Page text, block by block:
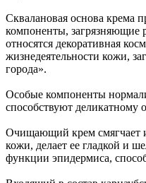
Сквалановая основа крема
компоненты, загрязняющие
относятся декоративная
жизнедеятельности кожи,
города».
Особые компоненты
способствуют
Очищающий крем смягчает и
кожи, делает ее гладкой и
функции эпидермиса,